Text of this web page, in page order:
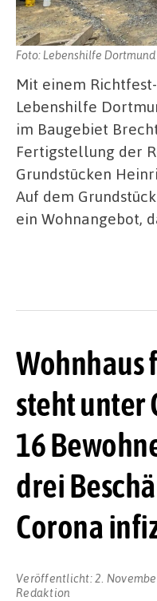
Foto: Lebenshilfe Dortmund
Mit einem
Lebenshilfe
im Baugebiet
Fertigstellung der
Grundstücken
Auf dem
ein Wohnangebot,
Wohnhaus
steht unter
16
drei
Corona
Veröffentlicht:2.
Redaktion